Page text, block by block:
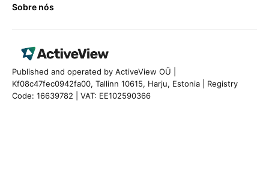
Sobre nós
Published and operated by ActiveView OÜ |
Kf08c47fec0942fa00, Tallinn 10615, Harju, Estonia | Registry
Code: 16639782 | VAT: EE102590366